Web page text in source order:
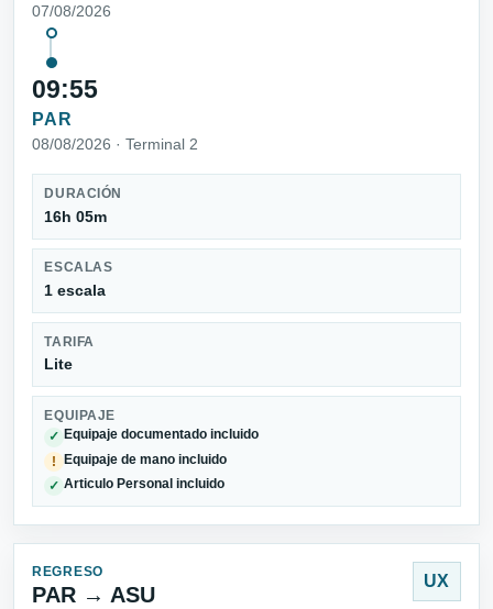
07/08/2026
09:55
PAR
08/08/2026 · Terminal 2
DURACIÓN
16h 05m
ESCALAS
1 escala
TARIFA
Lite
EQUIPAJE
✓ Equipaje documentado incluido
! Equipaje de mano incluido
✓ Articulo Personal incluido
REGRESO
PAR → ASU
UX